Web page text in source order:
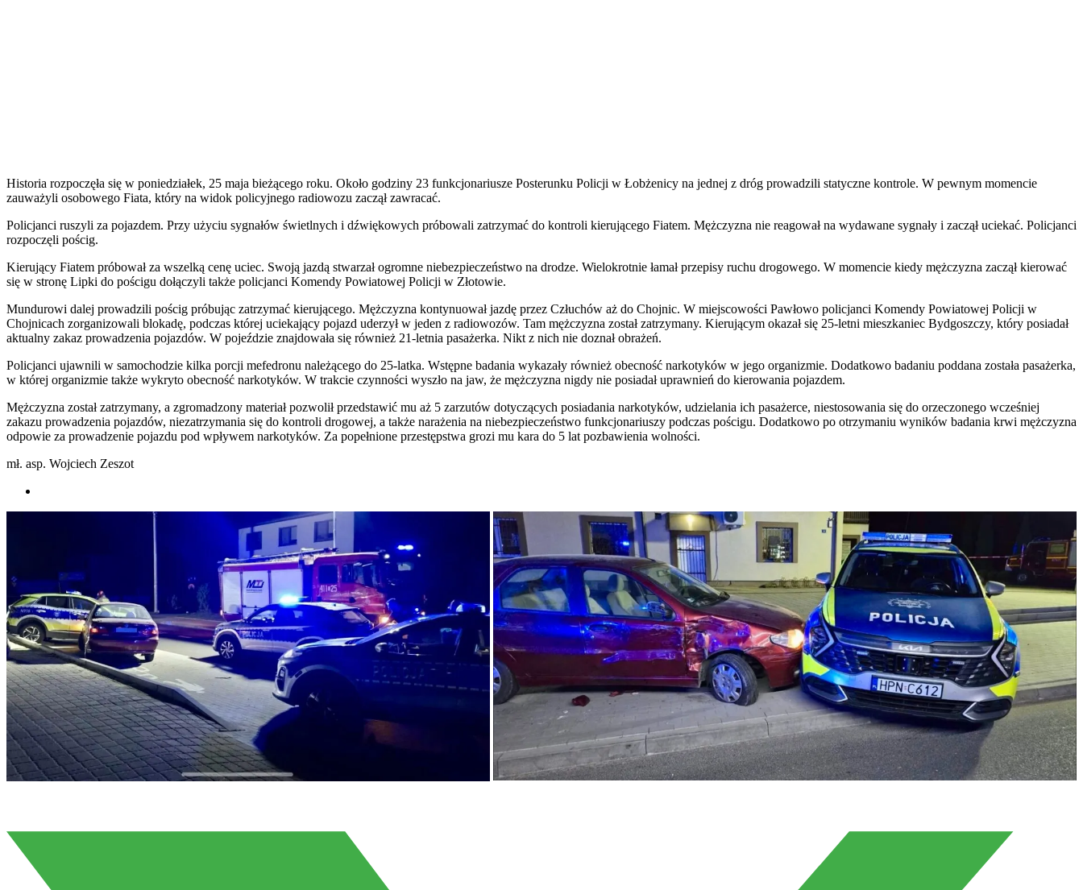
Historia rozpoczęła się w poniedziałek, 25 maja bieżącego roku. Około godziny 23 funkcjonariusze Posterunku Policji w Łobżenicy na jednej z dróg prowadzili statyczne kontrole. W pewnym momencie
zauważyli osobowego Fiata, który na widok policyjnego radiowozu zaczął zawracać.
Policjanci ruszyli za pojazdem. Przy użyciu sygnałów świetlnych i dźwiękowych próbowali zatrzymać do kontroli kierującego Fiatem. Mężczyzna nie reagował na wydawane sygnały i zaczął uciekać. Policjanci
rozpoczęli pościg.
Kierujący Fiatem próbował za wszelką cenę uciec. Swoją jazdą stwarzał ogromne niebezpieczeństwo na drodze. Wielokrotnie łamał przepisy ruchu drogowego. W momencie kiedy mężczyzna zaczął kierować
się w stronę Lipki do pościgu dołączyli także policjanci Komendy Powiatowej Policji w Złotowie.
Mundurowi dalej prowadzili pościg próbując zatrzymać kierującego. Mężczyzna kontynuował jazdę przez Człuchów aż do Chojnic. W miejscowości Pawłowo policjanci Komendy Powiatowej Policji w
Chojnicach zorganizowali blokadę, podczas której uciekający pojazd uderzył w jeden z radiowozów. Tam mężczyzna został zatrzymany. Kierującym okazał się 25-letni mieszkaniec Bydgoszczy, który posiadał
aktualny zakaz prowadzenia pojazdów. W pojeździe znajdowała się również 21-letnia pasażerka. Nikt z nich nie doznał obrażeń.
Policjanci ujawnili w samochodzie kilka porcji mefedronu należącego do 25-latka. Wstępne badania wykazały również obecność narkotyków w jego organizmie. Dodatkowo badaniu poddana została pasażerka,
w której organizmie także wykryto obecność narkotyków. W trakcie czynności wyszło na jaw, że mężczyzna nigdy nie posiadał uprawnień do kierowania pojazdem.
Mężczyzna został zatrzymany, a zgromadzony materiał pozwolił przedstawić mu aż 5 zarzutów dotyczących posiadania narkotyków, udzielania ich pasażerce, niestosowania się do orzeczonego wcześniej
zakazu prowadzenia pojazdów, niezatrzymania się do kontroli drogowej, a także narażenia na niebezpieczeństwo funkcjonariuszy podczas pościgu. Dodatkowo po otrzymaniu wyników badania krwi mężczyzna
odpowie za prowadzenie pojazdu pod wpływem narkotyków. Za popełnione przestępstwa grozi mu kara do 5 lat pozbawienia wolności.
mł. asp. Wojciech Zeszot